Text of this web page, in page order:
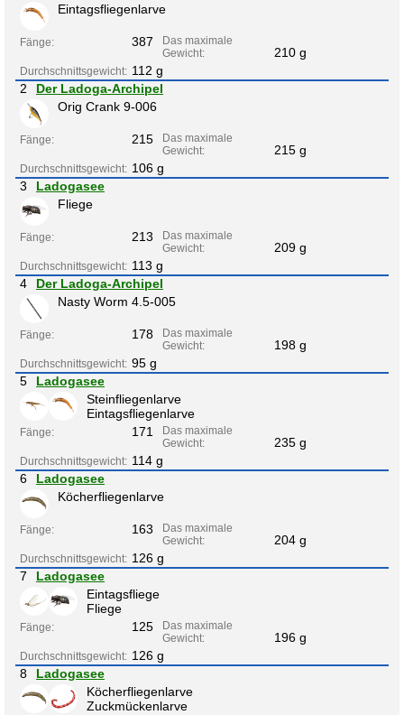
Eintagsfliegenlarve
Fänge: 387
Das maximale
Gewicht:
210 g
Durchschnittsgewicht: 112 g
2
Der Ladoga-Archipel
Orig Crank 9-006
Fänge: 215
Das maximale
Gewicht:
215 g
Durchschnittsgewicht: 106 g
3
Ladogasee
Fliege
Fänge: 213
Das maximale
Gewicht:
209 g
Durchschnittsgewicht: 113 g
4
Der Ladoga-Archipel
Nasty Worm 4.5-005
Fänge: 178
Das maximale
Gewicht:
198 g
Durchschnittsgewicht: 95 g
5
Ladogasee
Steinfliegenlarve
Eintagsfliegenlarve
Fänge: 171
Das maximale
Gewicht:
235 g
Durchschnittsgewicht: 114 g
6
Ladogasee
Köcherfliegenlarve
Fänge: 163
Das maximale
Gewicht:
204 g
Durchschnittsgewicht: 126 g
7
Ladogasee
Eintagsfliege
Fliege
Fänge: 125
Das maximale
Gewicht:
196 g
Durchschnittsgewicht: 126 g
8
Ladogasee
Köcherfliegenlarve
Zuckmückenlarve